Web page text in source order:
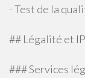
- Test de la
## Légalité et
### Services